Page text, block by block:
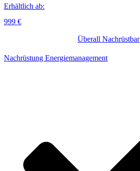
Erhältlich ab:
999 €
Überall Nachrüstbar
Nachrüstung Energiemanagement